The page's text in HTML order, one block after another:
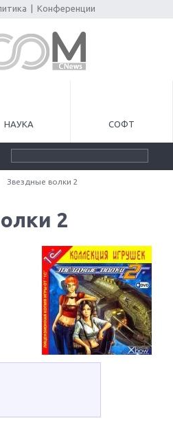
Конференции
НАУКА СОФТ
Звездные волки 2
2